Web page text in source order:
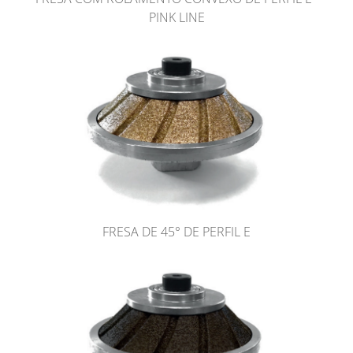
PINK LINE
FRESA DE 45° DE PERFIL E